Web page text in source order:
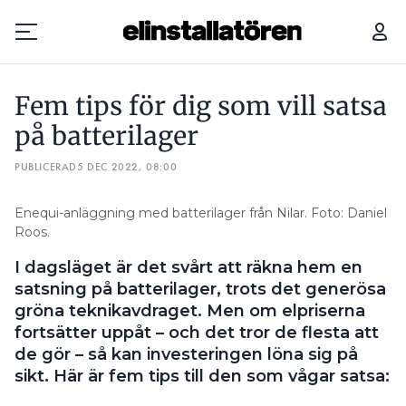
Prenumerera
Hantera prenumeration
Lediga jobb
Annonsera
Läs E-tidningen
Om tidningen
Kontakt
Fem tips för dig som vill satsa
på batterilager
PUBLICERAD5 DEC 2022, 08:00
Enequi-anläggning med batterilager från Nilar. Foto: Daniel
Roos.
I dagsläget är det svårt att räkna hem en
satsning på batterilager, trots det generösa
gröna teknikavdraget. Men om elpriserna
fortsätter uppåt – och det tror de flesta att
de gör – så kan investeringen löna sig på
sikt. Här är fem tips till den som vågar satsa:
FEM TIPS FÖR DIG SOM VILL SATSA PÅ BATTERILAGER